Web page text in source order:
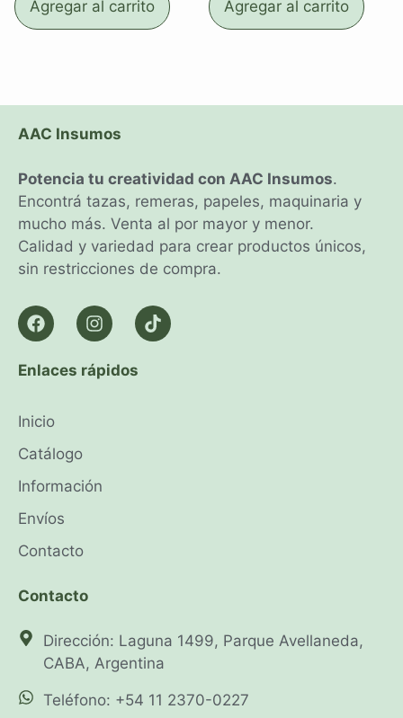
Agregar al carrito Agregar al carrito
AAC Insumos
Potencia tu creatividad con AAC Insumos.
Encontrá tazas, remeras, papeles, maquinaria y
mucho más. Venta al por mayor y menor.
Calidad y variedad para crear productos únicos,
sin restricciones de compra.
Enlaces rápidos
Inicio
Catálogo
Información
Envíos
Contacto
Contacto
Dirección: Laguna 1499, Parque Avellaneda,
CABA, Argentina
Teléfono: +54 11 2370-0227